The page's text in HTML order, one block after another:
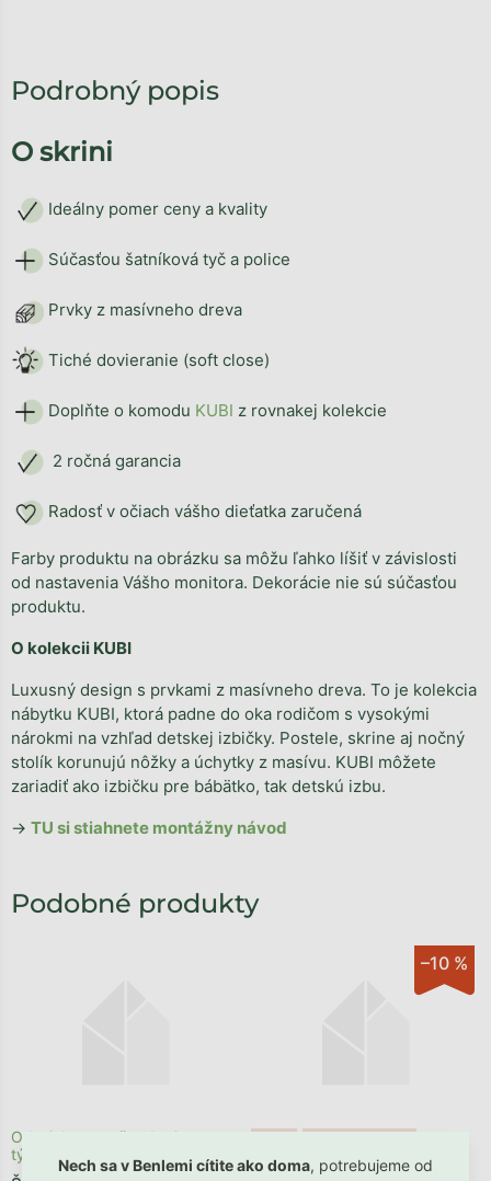
Nech sa v Benlemi cítite ako doma, potrebujeme od
Podrobný popis
O skrini
Ideálny pomer ceny a kvality
Súčasťou šatníková tyč a police
Prvky z masívneho dreva
Tiché dovieranie (soft close)
Doplňte o komodu KUBI z rovnakej kolekcie
2 ročná garancia
Radosť v očiach vášho dieťatka zaručená
Farby produktu na obrázku sa môžu ľahko líšiť v závislosti
od nastavenia Vášho monitora. Dekorácie nie sú súčasťou
produktu.
O kolekcii KUBI
Luxusný design s prvkami z masívneho dreva. To je kolekcia
nábytku KUBI, ktorá padne do oka rodičom s vysokými
nárokmi na vzhľad detskej izbičky. Postele, skrine aj nočný
stolík korunujú nôžky a úchytky z masívu. KUBI môžete
zariadiť ako izbičku pre bábätko, tak detskú izbu.
→ TU si stiahnete montážny návod
Odosielame počas 1 - 3
týždňov
–10 %
Akcia Posledné kusy ⏳
Skladom